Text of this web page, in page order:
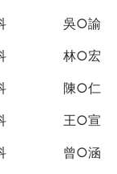
吳○諭
林○宏
陳○仁
王○宣
曾○涵